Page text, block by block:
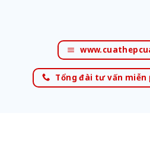
Tổng đài tư vấn miễn